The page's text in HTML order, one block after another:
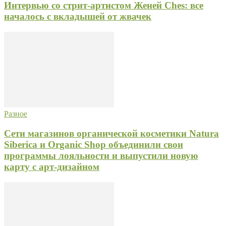
Интервью со стрит-артистом Женей Ches: все
началось с вкладышей от жвачек
Разное
Сети магазинов органической косметики Natura
Siberica и Organic Shop объединили свои
программы лояльности и выпустили новую
карту с арт-дизайном